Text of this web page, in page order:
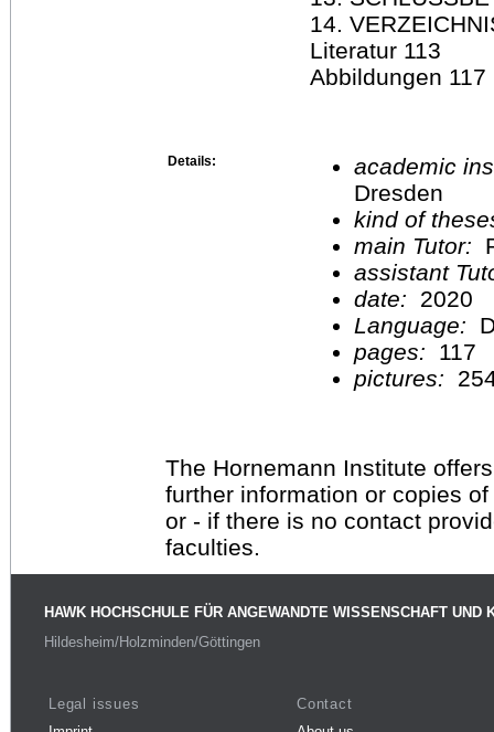
14.
Literatur 113
Abbildungen 117
Details:
academic
Dresden
kind of
main Tutor:
assistant
date:
2020
Language:
pages:
117
pictures:
The Hornemann Institute
further information or copies
or - if there is no contact
faculties.
HAWK HOCHSCHULE FÜR ANGEWANDTE WISSENSCHAFT UND
Hildesheim/Holzminden/Göttingen
Legal issues
Contact